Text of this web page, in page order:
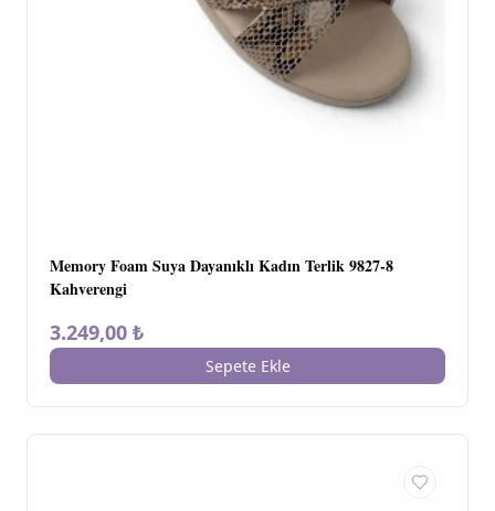
Memory Foam Suya Dayanıklı Kadın Terlik 9827-8
Kahverengi
3.249,00 ₺
Sepete Ekle